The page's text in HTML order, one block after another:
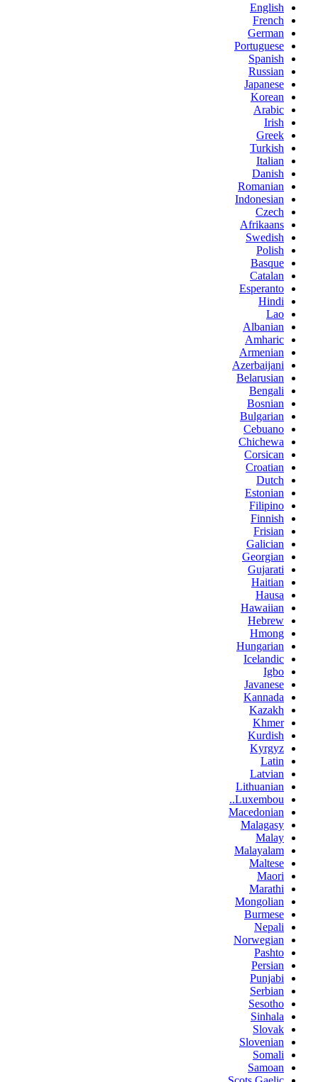
English
French
German
Portuguese
Spanish
Russian
Japanese
Korean
Arabic
Irish
Greek
Turkish
Italian
Danish
Romanian
Indonesian
Czech
Afrikaans
Swedish
Polish
Basque
Catalan
Esperanto
Hindi
Lao
Albanian
Amharic
Armenian
Azerbaijani
Belarusian
Bengali
Bosnian
Bulgarian
Cebuano
Chichewa
Corsican
Croatian
Dutch
Estonian
Filipino
Finnish
Frisian
Galician
Georgian
Gujarati
Haitian
Hausa
Hawaiian
Hebrew
Hmong
Hungarian
Icelandic
Igbo
Javanese
Kannada
Kazakh
Khmer
Kurdish
Kyrgyz
Latin
Latvian
Lithuanian
Luxembou..
Macedonian
Malagasy
Malay
Malayalam
Maltese
Maori
Marathi
Mongolian
Burmese
Nepali
Norwegian
Pashto
Persian
Punjabi
Serbian
Sesotho
Sinhala
Slovak
Slovenian
Somali
Samoan